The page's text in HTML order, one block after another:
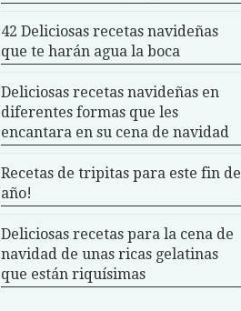
42 Deliciosas recetas navideñas
que te harán agua la boca
Deliciosas recetas navideñas en
diferentes formas que les
encantara en su cena de navidad
Recetas de tripitas para este fin de
año!
Deliciosas recetas para la cena de
navidad de unas ricas gelatinas
que están riquísimas